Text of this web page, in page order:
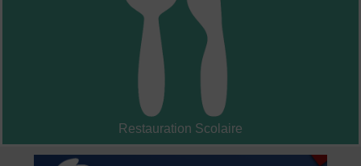
Restauration Scolaire